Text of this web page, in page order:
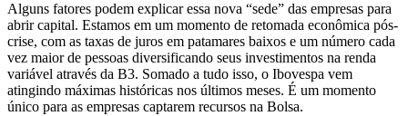
Alguns fatores podem explicar essa nova “sede” das empresas para
abrir capital. Estamos em um momento de retomada econômica pós-
crise, com as taxas de juros em patamares baixos e um número cada
vez maior de pessoas diversificando seus investimentos na renda
variável através da B3. Somado a tudo isso, o Ibovespa vem
atingindo máximas históricas nos últimos meses. É um momento
único para as empresas captarem recursos na Bolsa.